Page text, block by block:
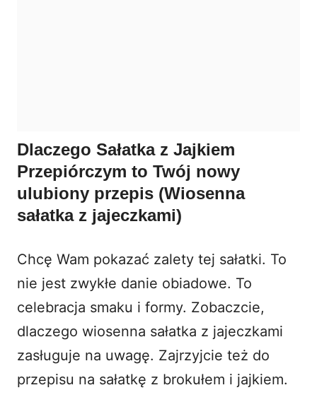
Dlaczego Sałatka z Jajkiem
Przepiórczym to Twój nowy
ulubiony przepis (Wiosenna
sałatka z jajeczkami)
Chcę Wam pokazać zalety tej sałatki. To
nie jest zwykłe danie obiadowe. To
celebracja smaku i formy. Zobaczcie,
dlaczego wiosenna sałatka z jajeczkami
zasługuje na uwagę. Zajrzyjcie też do
przepisu na sałatkę z brokułem i jajkiem.